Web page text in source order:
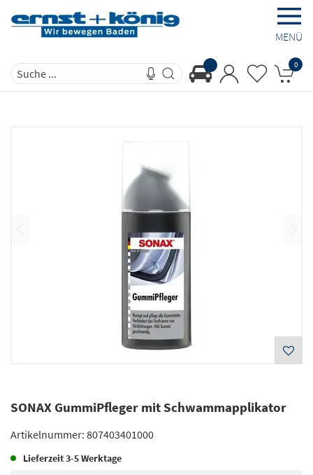
MENÜ
0
SONAX GummiPfleger mit Schwammapplikator
Artikelnummer: 807403401000
Lieferzeit3-5 Werktage